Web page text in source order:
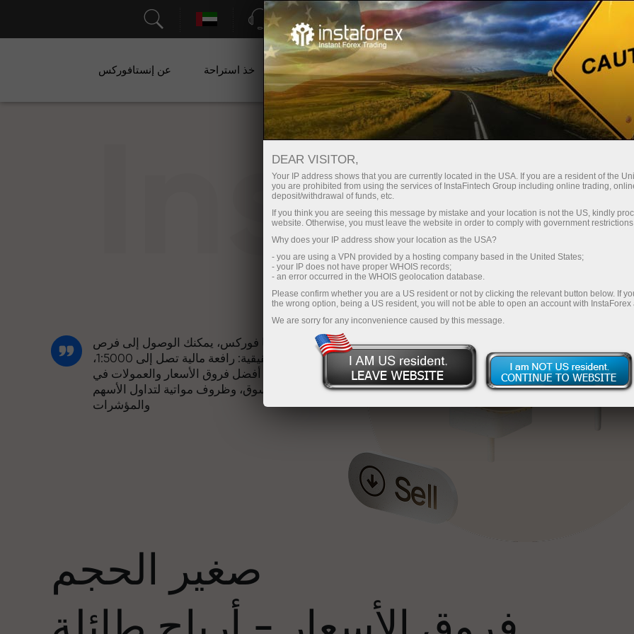
الدعم فتح الحساب الفوري منصة التداول
للمبتدئين للمستثمرين للشركاء الحملات خذ استراحة عن إنستافوركس
مع إنستا فوركس، يمكنك الوصول إلى فرص
تنافسية حقيقية: رافعة مالية تصل إلى 1:5000،
وبعض من أفضل فروق الأسعار والعمولات في
السوق، وظروف مواتية لتداول الأسهم
والمؤشرات
تتشارك سرعة المسار وسرعة التداول نفس
القيم. يُضفي أليش لوبرايس عناصر الحماس
والانضباط على عالم التداول، ويعمل كشريك
صغير الحجم
DEAR VISITOR,
Your IP address shows that you are currently located in the USA. If you are a resident of the
you are prohibited from using the services of InstaFintech Group including online trading,
deposit/withdrawal of funds, etc.
If you think you are seeing this message by mistake and your location is not the US, kindly
website. Otherwise, you must leave the website in order to comply with government
Why does your IP address show your location as the USA?
- you are using a VPN provided by a hosting company based in the United States;
- your IP does not have proper WHOIS records;
- an error occurred in the WHOIS geolocation database.
Please confirm whether you are a US resident or not by clicking the relevant button below. If
the wrong option, being a US resident, you will not be able to open an account with InstaForex
We are sorry for any inconvenience caused by this message.